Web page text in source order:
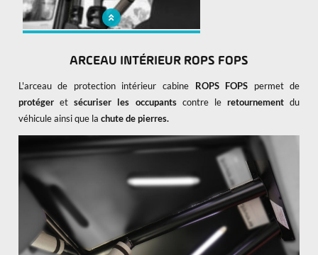
ARCEAU INTÉRIEUR ROPS FOPS
L'arceau de protection intérieur cabine ROPS FOPS permet de
protégeretsécuriser les occupantscontre leretournement du
véhicule ainsi que la chute de pierres.